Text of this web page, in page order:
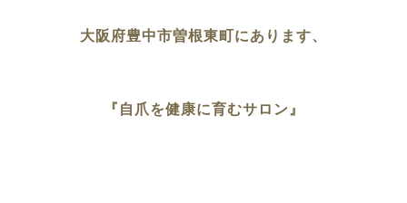
大阪府豊中市曽根東町にあります、
『自爪を健康に育むサロン』